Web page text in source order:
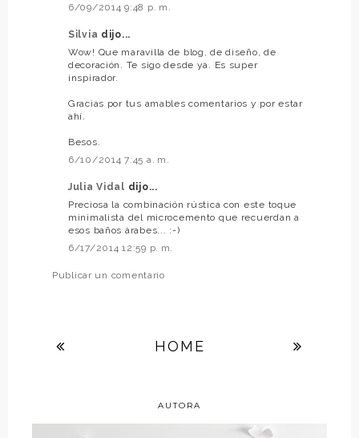
6/09/2014 9:48 p. m.
Silvia dijo...
Wow! Que maravilla de blog, de diseño, de
decoración. Te sigo desde ya. Es super
inspirador.
Gracias por tus amables comentarios y por estar
ahí.
Besos.
6/10/2014 7:45 a. m.
Julia Vidal dijo...
Preciosa la combinación rústica con este toque
minimalista del microcemento que recuerdan a
esos baños árabes... :-)
6/17/2014 12:59 p. m.
Publicar un comentario
HOME
AUTORA